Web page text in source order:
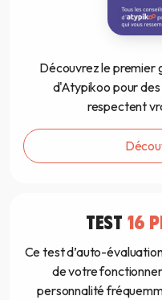
Découvrez le premier
d'Atypikoo pour
respectent
TEST 16
Ce test d’auto-
de votre
personnalité